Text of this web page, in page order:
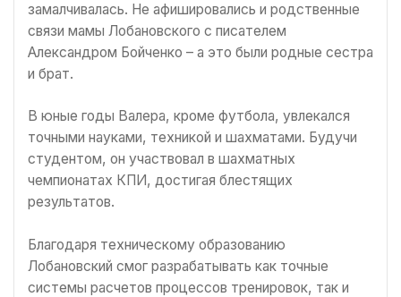
замалчивалась. Не афишировались и родственные
связи мамы Лобановского с писателем
Александром Бойченко – а это были родные сестра
и брат.
В юные годы Валера, кроме футбола, увлекался
точными науками, техникой и шахматами. Будучи
студентом, он участвовал в шахматных
чемпионатах КПИ, достигая блестящих
результатов.
Благодаря техническому образованию
Лобановский смог разрабатывать как точные
системы расчетов процессов тренировок, так и